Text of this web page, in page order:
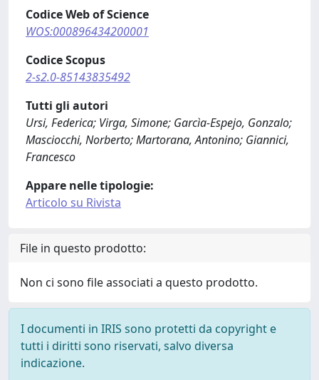
Codice Web of Science
WOS:000896434200001
Codice Scopus
2-s2.0-85143835492
Tutti gli autori
Ursi, Federica; Virga, Simone; Garcìa-Espejo, Gonzalo;
Masciocchi, Norberto; Martorana, Antonino; Giannici,
Francesco
Appare nelle tipologie:
Articolo su Rivista
File in questo prodotto:
Non ci sono file associati a questo prodotto.
I documenti in IRIS sono protetti da copyright e
tutti i diritti sono riservati, salvo diversa
indicazione.